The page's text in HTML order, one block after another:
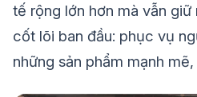
tế rộng lớn hơn mà vẫn
cốt lõi ban đầu: phục vụ
những sản phẩm mạnh